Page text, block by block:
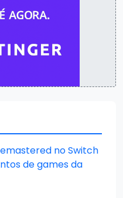
no Switch
de games da